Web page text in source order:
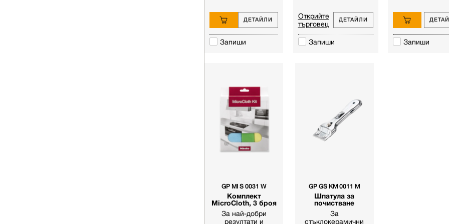
ДЕТАЙЛИ
Запиши
ДЕТАЙЛИ
Открийте
търговец
Запиши
Запиши
GP MI S 0031 W
Комплект
MicroCloth, 3 броя
За най-добри
резултати и
GP GS KM 0011 M
Шпатула за
почистване
За
стъклокерамични